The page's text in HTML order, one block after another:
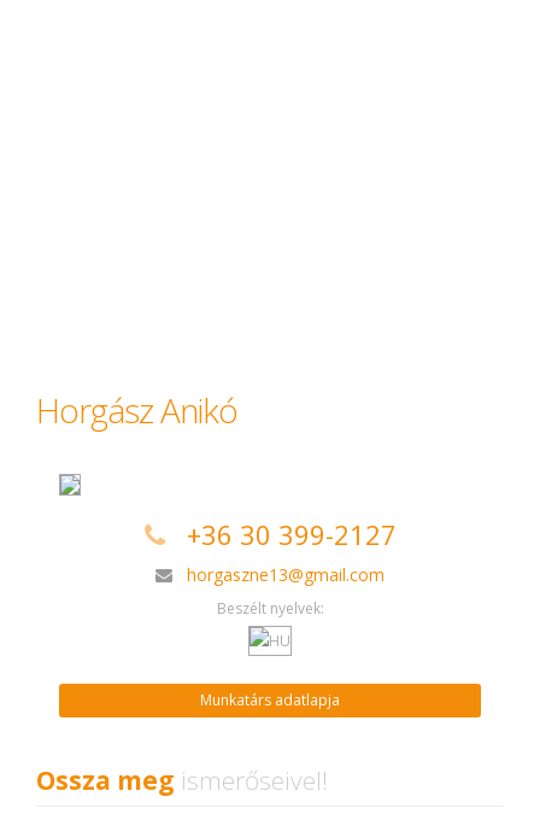
Horgász Anikó
+36 30 399-2127
horgaszne13@gmail.com
Beszélt nyelvek:
Munkatárs adatlapja
Ossza meg ismerőseivel!